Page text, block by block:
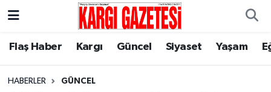
Flaş Haber Kargı Güncel Siyaset Yaşam
HABERLER GÜNCEL
Flaş Haber
Kargı
Nöbetçi Eczaneler
Hava Durumu